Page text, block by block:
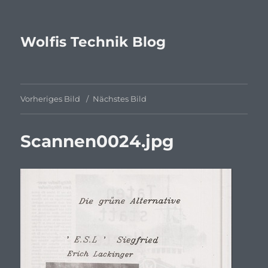
Wolfis Technik Blog
Vorheriges Bild Nächstes Bild
Scannen0024.jpg